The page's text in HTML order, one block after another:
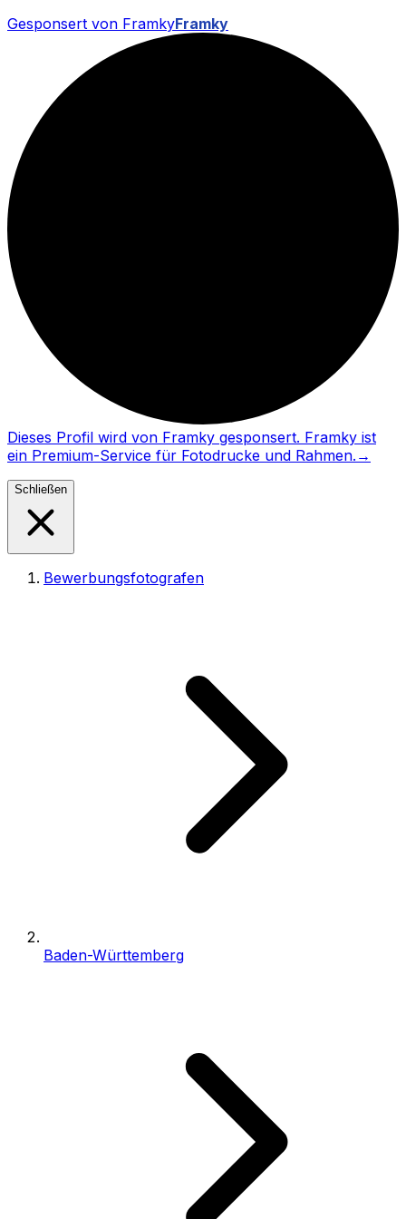
Gesponsert von FramkyFramky
Dieses Profil wird von Framky gesponsert. Framky ist
ein Premium-Service für Fotodrucke und Rahmen. →
Schließen
Bewerbungsfotografen
Baden-Württemberg